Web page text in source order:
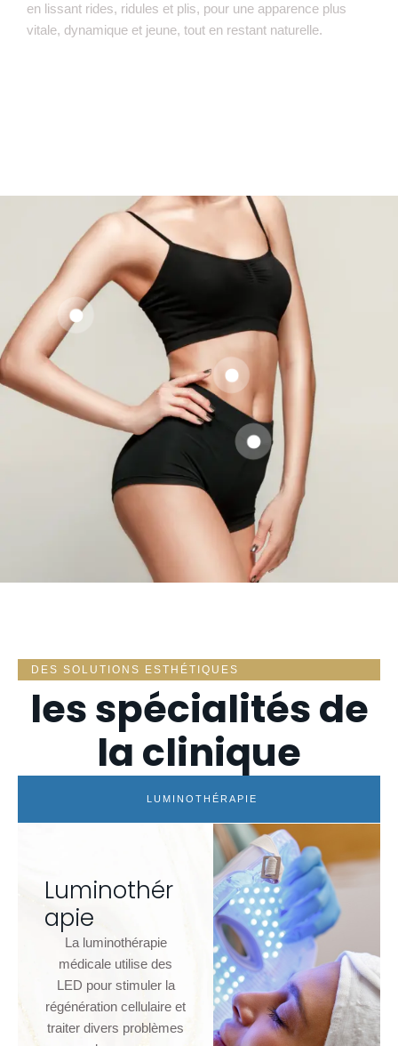
et soins de la peau
Abdominoplastie
en lissant rides, ridules et plis, pour une apparence plus
vitale, dynamique et jeune, tout en restant naturelle.
DES SOLUTIONS ESTHÉTIQUES
les spécialités de
la clinique
LUMINOTHÉRAPIE
Luminothér
apie
La luminothérapie
médicale utilise des
LED pour stimuler la
régénération cellulaire et
traiter divers problèmes